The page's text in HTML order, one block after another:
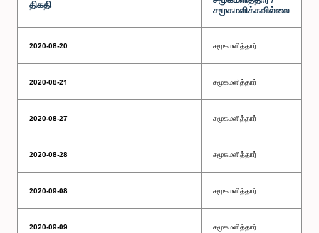
திகதி
சமூகமளிக்கவில்லை
2020-08-20 சமூகமளித்தார்
2020-08-21 சமூகமளித்தார்
2020-08-27 சமூகமளித்தார்
2020-08-28 சமூகமளித்தார்
2020-09-08 சமூகமளித்தார்
2020-09-09 சமூகமளித்தார்